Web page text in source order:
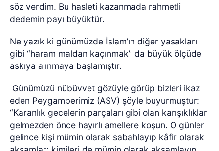
söz verdim. Bu hasleti kazanmada rahmetli
dedemin payı büyüktür.
Ne yazık ki günümüzde İslam’ın diğer yasakları
gibi “haram maldan kaçınmak” da büyük ölçüde
askıya alınmaya başlamıştır.
Günümüzü nübüvvet gözüyle görüp bizleri ikaz
eden Peygamberimiz (ASV) şöyle buyurmuştur:
“Karanlık gecelerin parçaları gibi olan karışıklıklar
gelmezden önce hayırlı amellere koşun. O günler
gelince kişi mümin olarak sabahlayıp kâfir olarak